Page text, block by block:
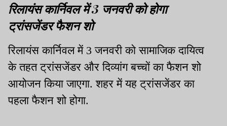
रिलायंस कार्निवल में 3 जनवरी को होगा
ट्रांसजेंडर फैशन शो
रिलायंस कार्निवल में 3 जनवरी को सामाजिक दायित्व
के तहत ट्रांसजेंडर और दिव्यांग बच्चों का फैशन शो
आयोजन किया जाएगा. शहर में यह ट्रांसजेंडर का
पहला फैशन शो होगा.